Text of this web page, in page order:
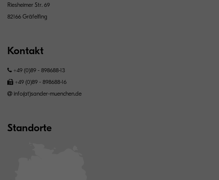
Riesheimer Str. 69
82166 Gräfelfing
Kontakt
+49 (0)89 - 898688-13
+49 (0)89 - 898688-16
info(at)sander-muenchen.de
Standorte